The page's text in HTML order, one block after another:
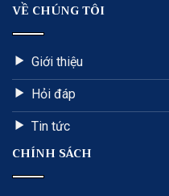
VỀ CHÚNG TÔI
Giới thiệu
Hỏi đáp
Tin tức
CHÍNH SÁCH